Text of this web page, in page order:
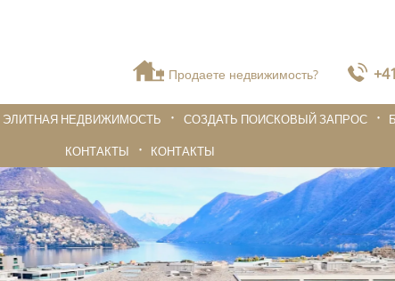
Продаете недвижимость?
ЭЛИТНАЯ НЕДВИЖИМОСТЬ СОЗДАТЬ ПОИСКОВЫЙ ЗАПРОС
КОНТАКТЫ
КОНТАКТЫ